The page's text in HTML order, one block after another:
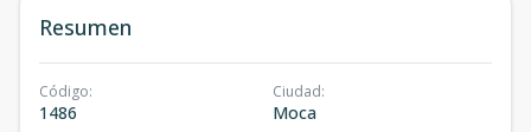
Resumen
Código:
1486
Ciudad:
Moca